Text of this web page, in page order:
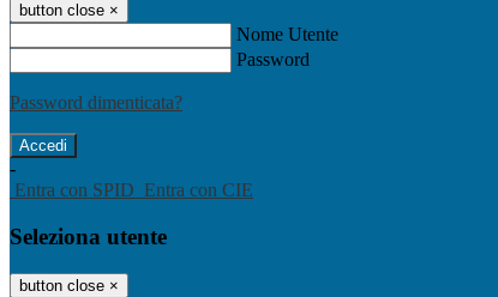
button close ×
Nome Utente
Password
Password dimenticata?
-
Entra con SPID Entra con CIE
Seleziona utente
button close ×